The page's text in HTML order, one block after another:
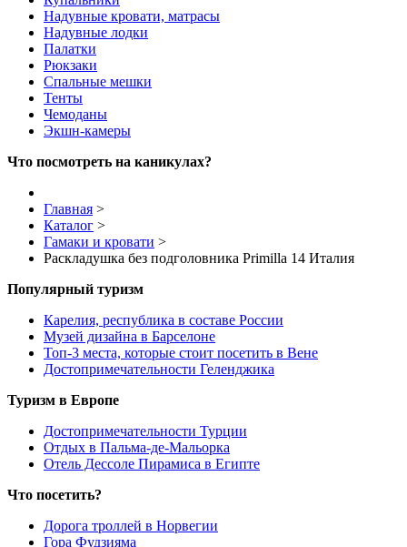
Надувные кровати, матрасы
Надувные лодки
Палатки
Рюкзаки
Спальные мешки
Тенты
Чемоданы
Экшн-камеры
Что посмотреть на каникулах?
Главная >
Каталог >
Гамаки и кровати >
Раскладушка без подголовника Primilla 14 Италия
Популярный туризм
Карелия, республика в составе России
Музей дизайна в Барселоне
Топ-3 места, которые стоит посетить в Вене
Достопримечательности Геленджика
Туризм в Европе
Достопримечательности Турции
Отдых в Пальма-де-Мальорка
Отель Дессоле Пирамиса в Египте
Что посетить?
Дорога троллей в Норвегии
Гора Фудзияма